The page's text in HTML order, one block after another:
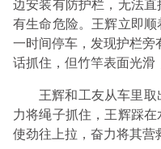
边安装有防护栏，无法
有生命危险。王辉立即
一时间停车，发现护栏
话抓住，但竹竿表面光滑
王辉和工友从车里
力将绳子抓住，王辉踩
使劲往上拉，奋力将其营